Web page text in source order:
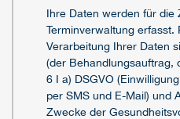
Ihre Daten werden für die
Terminverwaltung
Verarbeitung Ihrer Daten
(der Behandlungsauftrag,
6 I a) DSGVO
per SMS und E-Mail) und
Zwecke der